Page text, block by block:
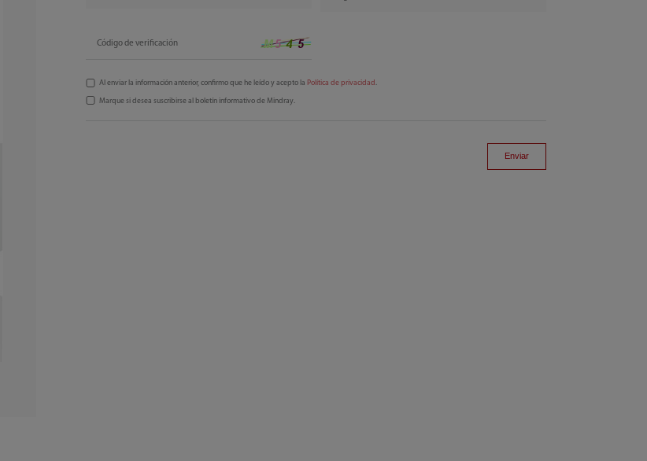
Código de verificación
Al enviar la información anterior, confirmo que he leído y acepto la Política de privacidad.
Marque si desea suscribirse al boletín informativo de Mindray.
Enviar